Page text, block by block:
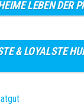
LEBEN DER
& LOYALSTE